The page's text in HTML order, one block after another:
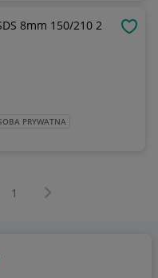
8mm 150/210 2
PRYWATNA
1 Następna strona